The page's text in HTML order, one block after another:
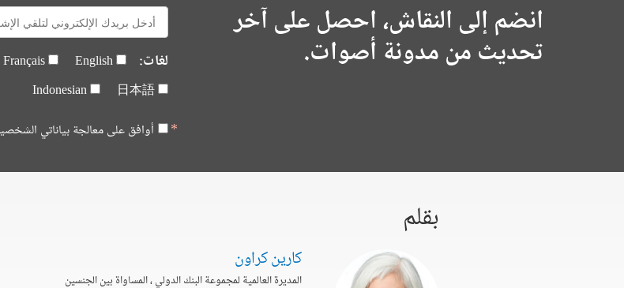
انضم إلى النقاش، احصل على آخر
تحديث من مدونة أصوات.
E-
mail:
لغات: English
Français
日本語
Indonesian
أوافق على معالجة بياناتي
بقلم
كارين كراون
المديرة العالمية لمجموعة البنك الدولي ، المساواة بين الجنسين